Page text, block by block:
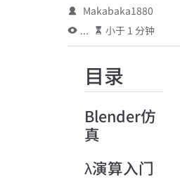
Makabaka1880
...
小于 1 分钟
目录
Blender仿
真
λ演算入门